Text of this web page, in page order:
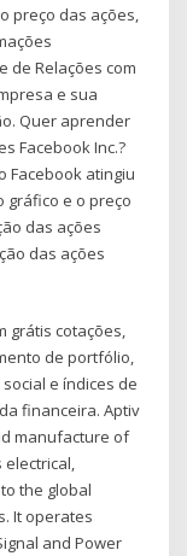
preço das ações,
de Relações com
e sua
Quer aprender
Facebook Inc.?
Facebook atingiu
gráfico e o preço
das ações
das ações
grátis cotações,
de portfólio,
e índices de
financeira. Aptiv
manufacture of
electrical,
the global
It operates
and Power